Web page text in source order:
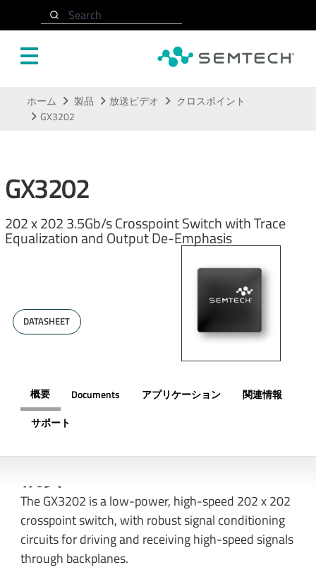
Search
ホーム 製品 放送ビデオ
クロスポイント
GX3202
GX3202
202 x 202 3.5Gb/s Crosspoint Switch with Trace
Equalization and Output De-Emphasis
DATASHEET
概要 Documents アプリケーション
関連情報
サポート
The GX3202 is a low-power, high-speed 202 x 202
crosspoint switch, with robust signal conditioning
circuits for driving and receiving high-speed signals
through backplanes.